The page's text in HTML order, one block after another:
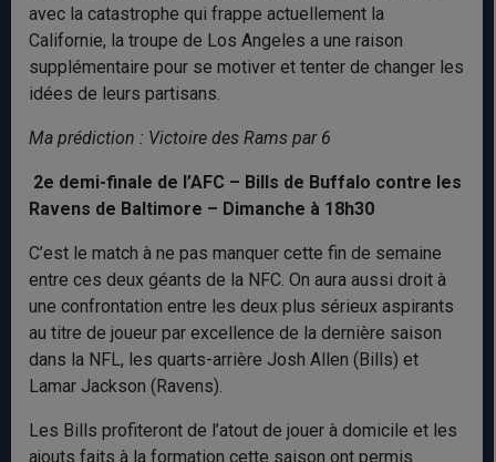
avec la catastrophe qui frappe actuellement la
Californie, la troupe de Los Angeles a une raison
supplémentaire pour se motiver et tenter de changer les
idées de leurs partisans.
Ma prédiction : Victoire des Rams par 6
2e demi-finale de l’AFC – Bills de Buffalo contre les
Ravens de Baltimore – Dimanche à 18h30
C’est le match à ne pas manquer cette fin de semaine
entre ces deux géants de la NFC. On aura aussi droit à
une confrontation entre les deux plus sérieux aspirants
au titre de joueur par excellence de la dernière saison
dans la NFL, les quarts-arrière Josh Allen (Bills) et
Lamar Jackson (Ravens).
Les Bills profiteront de l’atout de jouer à domicile et les
ajouts faits à la formation cette saison ont permis